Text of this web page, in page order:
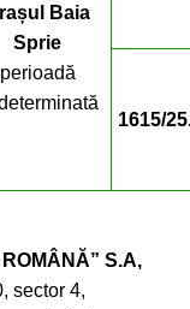
Baia
Sprie
perioadă
1615/
S.A,
sector 4,